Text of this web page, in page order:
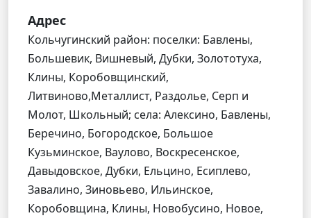
Адрес
Кольчугинский район: поселки: Бавлены,
Большевик, Вишневый, Дубки, Золототуха,
Клины, Коробовщинский,
Литвиново,Металлист, Раздолье, Серп и
Молот, Школьный; села: Алексино, Бавлены,
Беречино, Богородское, Большое
Кузьминское, Ваулово, Воскресенское,
Давыдовское, Дубки, Ельцино, Есиплево,
Завалино, Зиновьево, Ильинское,
Коробовщина, Клины, Новобусино, Новое,